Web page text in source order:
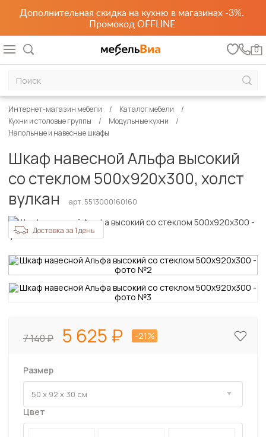
Дополнительная скидка на кухню в магазинах -3%.
Промокод OFFLINE
0
Интернет-магазин мебели
Каталог мебели
Кухни и столовые группы
Модульные кухни
Напольные и навесные шкафы
Шкаф навесной Альфа высокий
со стеклом 500х920х300, холст
вулкан
арт. 5513000160160
Доставка за 1 день
7 140 5 625 -21%
Размер
Цвет